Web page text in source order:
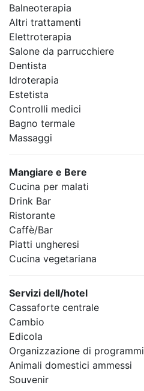
Balneoterapia
Altri trattamenti
Elettroterapia
Salone da parrucchiere
Dentista
Idroterapia
Estetista
Controlli medici
Bagno termale
Massaggi
Mangiare e Bere
Cucina per malati
Drink Bar
Ristorante
Caffè/Bar
Piatti ungheresi
Cucina vegetariana
Servizi dell/hotel
Cassaforte centrale
Cambio
Edicola
Organizzazione di programmi
Animali domestici ammessi
Souvenir